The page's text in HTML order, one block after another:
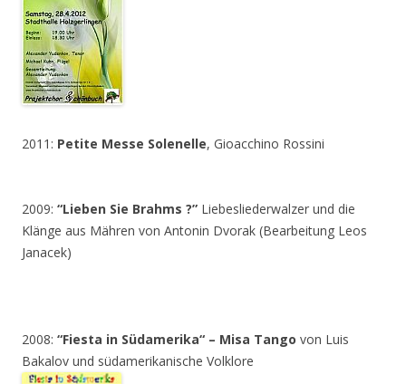
2011: Petite Messe Solenelle, Gioacchino Rossini
2009: “Lieben Sie Brahms ?” Liebesliederwalzer und die
Klänge aus Mähren von Antonin Dvorak (Bearbeitung Leos
Janacek)
2008: “Fiesta in Südamerika“ – Misa Tango von Luis
Bakalov und südamerikanische Volklore